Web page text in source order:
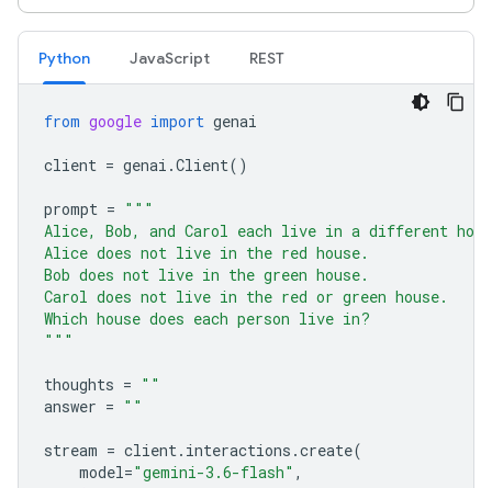
Python JavaScript REST
from google import genai
client = genai .Client()
prompt = """
Alice, Bob, and Carol each live in a different
Alice does not live in the red house.
Bob does not live in the green house.
Carol does not live in the red or green house.
Which house does each person live in?
"""
thoughts = ""
answer = ""
stream = client. interactions .create(
model="gemini-3.6-flash" ,